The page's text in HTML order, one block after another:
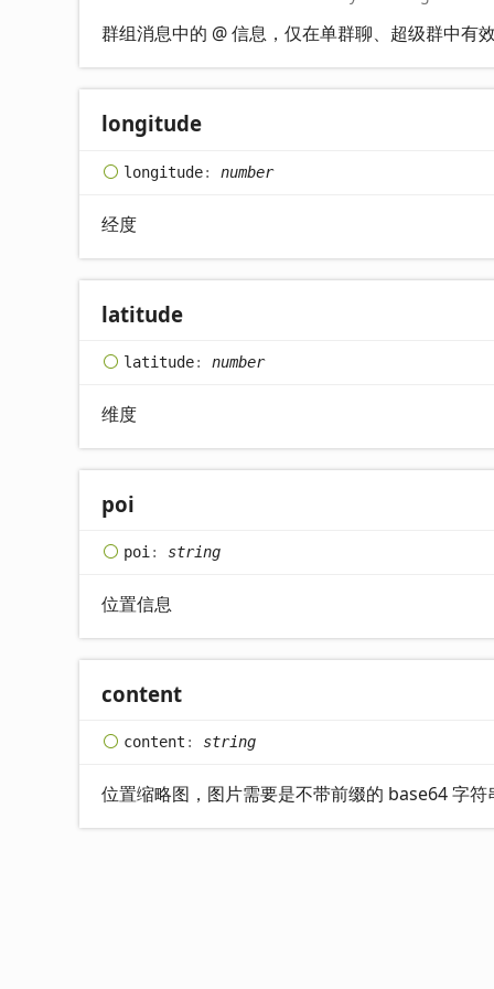
群组消息中的 @ 信息，仅在单群聊、超级群中有
longitude
longitude: number
经度
latitude
latitude: number
维度
poi
poi : string
位置信息
content
content : string
位置缩略图，图片需要是不带前缀的 base64 字符